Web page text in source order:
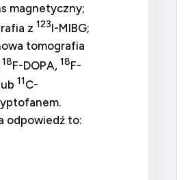
magnetyczny;
z 123I-MIBG;
tomografia
18F-DOPA, 18F-
11C-
odpowiedź to: